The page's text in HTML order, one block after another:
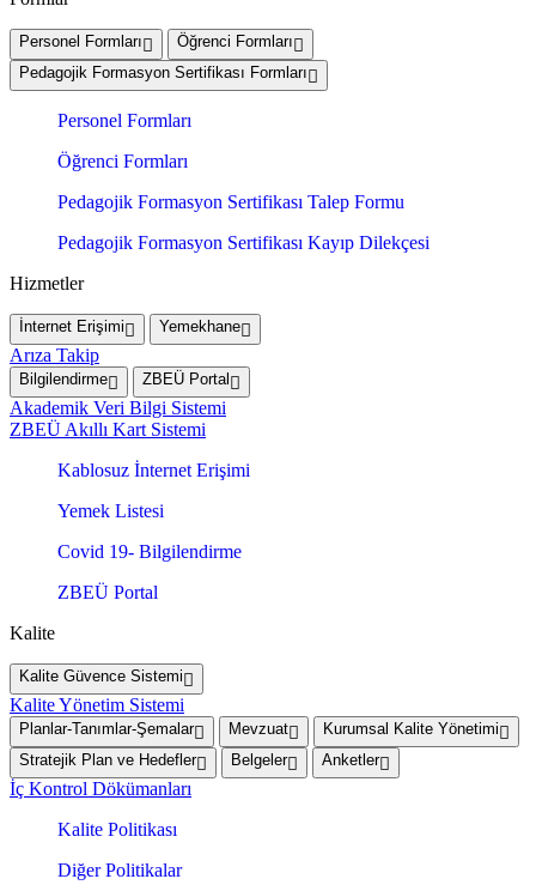
Personel Formları
Öğrenci Formları
Pedagojik Formasyon Sertifikası Formları
Personel Formları
Öğrenci Formları
Pedagojik Formasyon Sertifikası Talep Formu
Pedagojik Formasyon Sertifikası Kayıp Dilekçesi
Hizmetler
İnternet Erişimi Yemekhane
Arıza Takip
Bilgilendirme ZBEÜ Portal
Akademik Veri Bilgi Sistemi
ZBEÜ Akıllı Kart Sistemi
Kablosuz İnternet Erişimi
Yemek Listesi
Covid 19- Bilgilendirme
ZBEÜ Portal
Kalite
Kalite Güvence Sistemi
Kalite Yönetim Sistemi
Planlar-Tanımlar-Şemalar Mevzuat
Kurumsal Kalite Yönetimi
Stratejik Plan ve Hedefler
Belgeler Anketler
İç Kontrol Dökümanları
Kalite Politikası
Diğer Politikalar